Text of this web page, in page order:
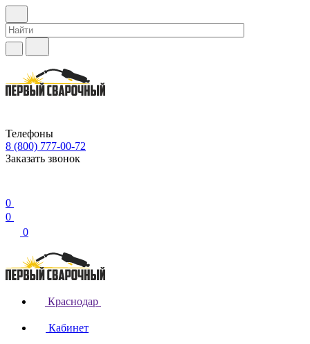
Телефоны
8 (800) 777-00-72
Заказать звонок
0
0
0
Краснодар
Кабинет